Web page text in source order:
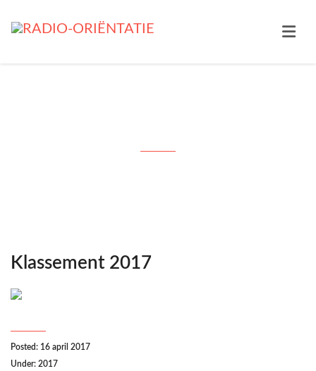
Klassement 2017
Posted: 16 april 2017
Under: 2017